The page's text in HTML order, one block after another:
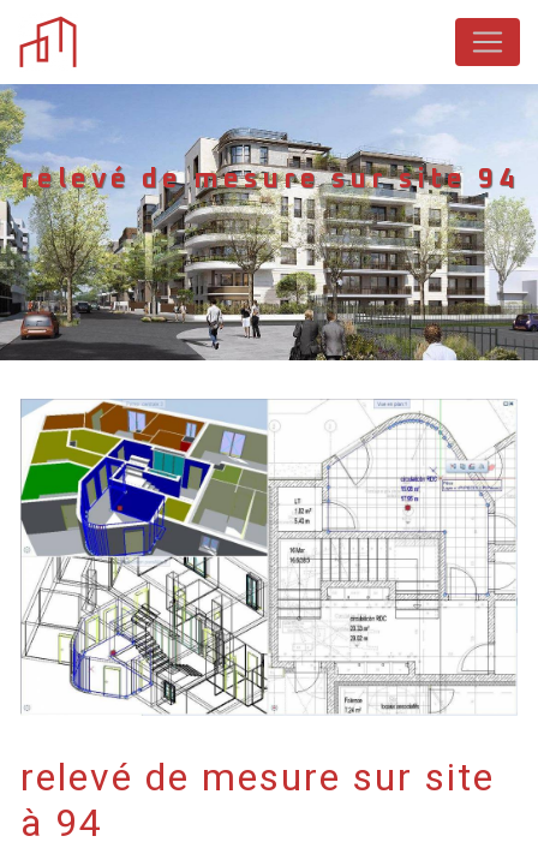
relevé de mesure sur site 94
relevé de mesure sur site
à 94
Panneau de gestion des cookies